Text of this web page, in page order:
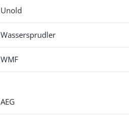
Unold
Wassersprudler
WMF
AEG